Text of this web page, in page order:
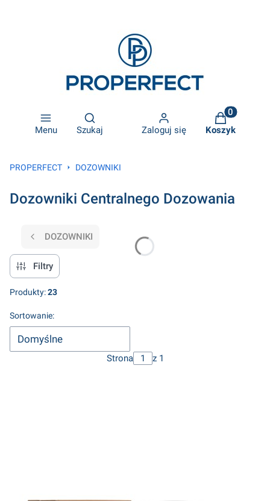
Menu
Otwórz wyszukiwarkę
Szukaj Zaloguj się
Produkty w
Koszyk
PROPERFECT DOZOWNIKI
Dozowniki Centralnego Dozowania
DOZOWNIKI
Filtry
Produkty:23
Lista produktów
Sortowanie:
Domyślne
Strona z 1